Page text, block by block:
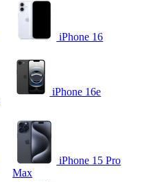
iPhone 16
iPhone 16e
iPhone 15 Pro
Max